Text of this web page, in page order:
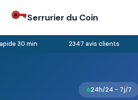
Serrurier du Coin
30 min 2347 avis clients
24h/24 - 7j/7